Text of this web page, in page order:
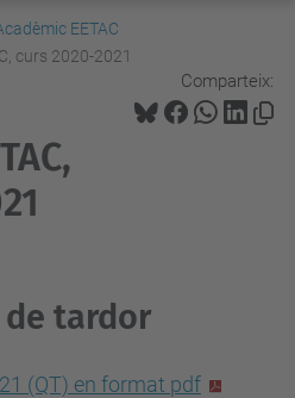
EETAC
curs 2020-2021
Comparteix:
tardor
(QT) en format pdf